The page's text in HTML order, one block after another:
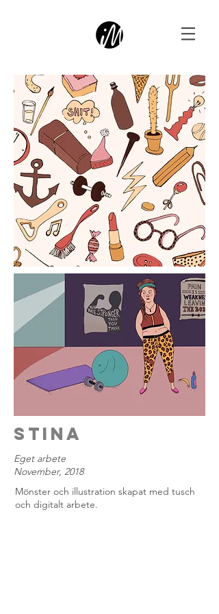
stina
Eget arbete
November, 2018
Mönster och illustration skapat med tusch
och digitalt arbete.